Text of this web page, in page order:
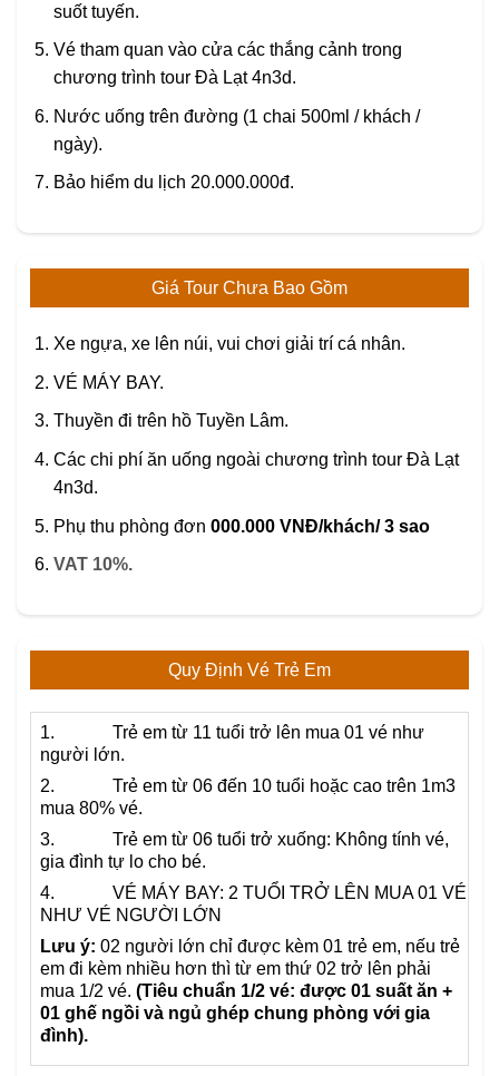
suốt tuyến.
Vé tham quan vào cửa các thắng cảnh trong
chương trình tour Đà Lạt 4n3d.
Nước uống trên đường (1 chai 500ml / khách /
ngày).
Bảo hiểm du lịch 20.000.000đ.
Giá Tour Chưa Bao Gồm
Xe ngựa, xe lên núi, vui chơi giải trí cá nhân.
VÉ MÁY BAY.
Thuyền đi trên hồ Tuyền Lâm.
Các chi phí ăn uống ngoài chương trình tour Đà Lạt
4n3d.
Phụ thu phòng đơn 000.000 VNĐ/khách/ 3 sao
VAT 10%.
Quy Định Vé Trẻ Em
1. Trẻ em từ 11 tuổi trở lên mua 01 vé như
người lớn.
2. Trẻ em từ 06 đến 10 tuổi hoặc cao trên 1m3
mua 80% vé.
3. Trẻ em từ 06 tuổi trở xuống: Không tính vé,
gia đình tự lo cho bé.
4. VÉ MÁY BAY: 2 TUỔI TRỞ LÊN MUA 01 VÉ
NHƯ VÉ NGƯỜI LỚN
Lưu ý: 02 người lớn chỉ được kèm 01 trẻ em, nếu trẻ
em đi kèm nhiều hơn thì từ em thứ 02 trở lên phải
mua 1/2 vé. (Tiêu chuẩn 1/2 vé: được 01 suất ăn +
01 ghế ngồi và ngủ ghép chung phòng với gia
đình).